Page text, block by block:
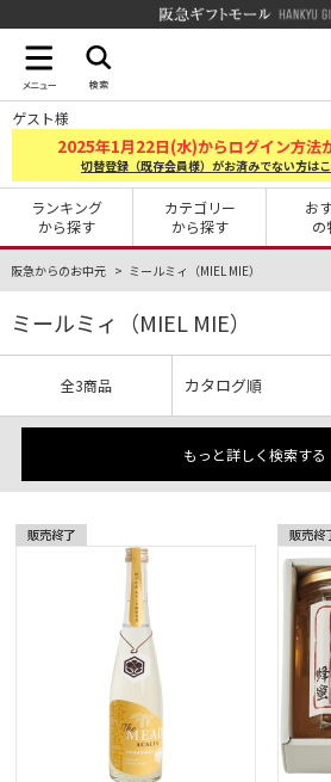
ゲスト様
2025年1月22日(水)からログイン方法
切替登録（既存会員様）がお済みでない方は
ランキング
から探す
カテゴリー
から探す
お
の
阪急からのお中元 ミールミィ（MIEL MIE）
ミールミィ（MIEL MIE）
全3商品
もっと詳しく検索する